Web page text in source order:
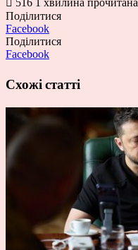
Поділитися
Facebook
Поділитися
Facebook
Схожі статті